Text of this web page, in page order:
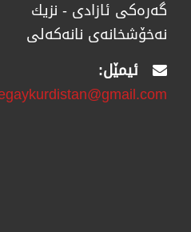
گەرەکی ئازادی - نزیك
نەخۆشخانەی نانەکەلی
ئیمێل: